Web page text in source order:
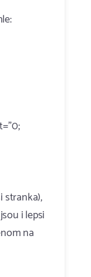
stranka),
i lepsi
na